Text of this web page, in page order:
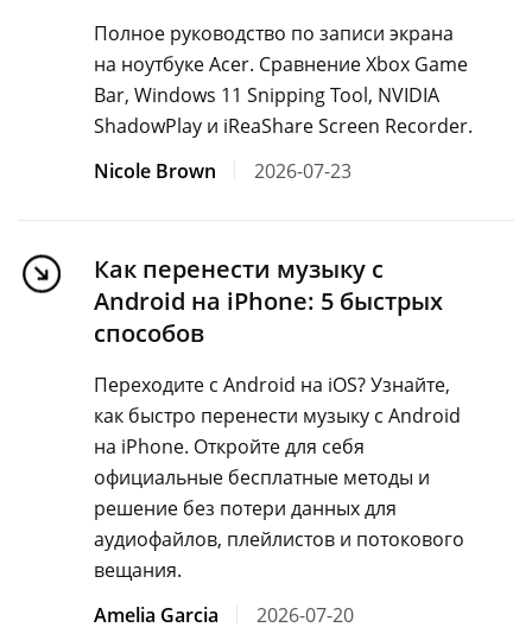
Полное руководство по записи экрана
на ноутбуке Acer. Сравнение Xbox Game
Bar, Windows 11 Snipping Tool, NVIDIA
ShadowPlay и iReaShare Screen Recorder.
Nicole Brown
2026-07-23
Как перенести музыку с
Android на iPhone: 5 быстрых
способов
Переходите с Android на iOS? Узнайте,
как быстро перенести музыку с Android
на iPhone. Откройте для себя
официальные бесплатные методы и
решение без потери данных для
аудиофайлов, плейлистов и потокового
вещания.
Amelia Garcia
2026-07-20